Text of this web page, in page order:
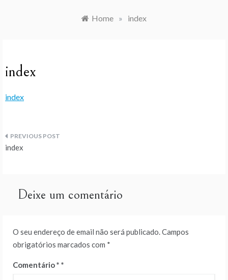
Home » index
index
index
Navegação
artigos
index
Deixe um comentário
O seu endereço de email não será publicado.Campos
obrigatórios marcados com *
Comentário*